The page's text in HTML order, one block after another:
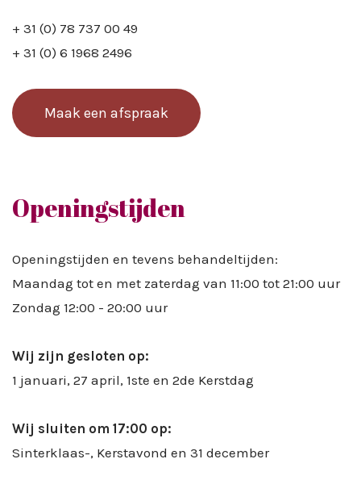
+ 31 (0) 78 737 00 49
+ 31 (0) 6 1968 2496
Maak een afspraak
Openingstijden
Openingstijden en tevens behandeltijden:
Maandag tot en met zaterdag van 11:00 tot 21:00 uur
Zondag 12:00 - 20:00 uur
Wij zijn gesloten op:
1 januari, 27 april, 1ste en 2de Kerstdag
Wij sluiten om 17:00 op:
Sinterklaas-, Kerstavond en 31 december